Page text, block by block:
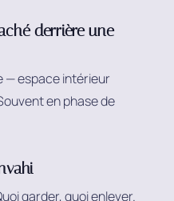
derrière une
— espace intérieur
en phase de
garder, quoi enlever.